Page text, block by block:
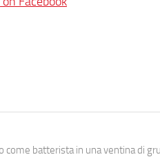
come batterista in una ventina di